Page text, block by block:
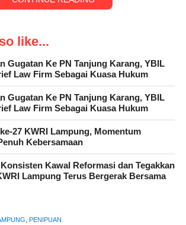
menuju Pelabuhan Bakauheni
Selatan dan hingga 8 jam melakukan
pelaku sehingga diketahui keberadaan
Maret 2024, sekitar 05.30 WIB, tim
tersangka sehingga langsung
Tanggamus AKBP Rinaldo Aser,
like...
Gugatan Ke PN Tanjung Karang, YBIL
Law Firm Sebagai Kuasa Hukum
Gugatan Ke PN Tanjung Karang, YBIL
Law Firm Sebagai Kuasa Hukum
27 KWRI Lampung, Momentum
Kebersamaan
Kawal Reformasi dan Tegakkan
Lampung Terus Bergerak Bersama
PENIPUAN